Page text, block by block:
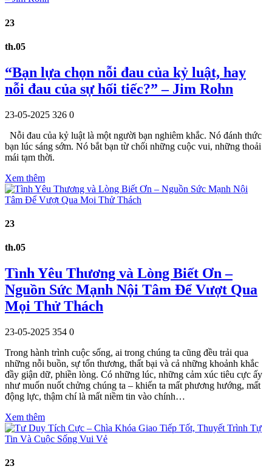
23
th.05
“Bạn lựa chọn nỗi đau của kỷ luật, hay
nỗi đau của sự hối tiếc?” – Jim Rohn
23-05-2025 326 0
Nỗi đau của kỷ luật là một người bạn nghiêm khắc. Nó đánh thức
bạn lúc sáng sớm. Nó bắt bạn từ chối những cuộc vui, những thoải
mái tạm thời.
Xem thêm
23
th.05
Tình Yêu Thương và Lòng Biết Ơn –
Nguồn Sức Mạnh Nội Tâm Để Vượt Qua
Mọi Thử Thách
23-05-2025 354 0
Trong hành trình cuộc sống, ai trong chúng ta cũng đều trải qua
những nỗi buồn, sự tổn thương, thất bại và cả những khoảnh khắc
đầy giận dữ, phiền lòng. Có những lúc, những cảm xúc tiêu cực ấy
như muốn nuốt chửng chúng ta – khiến ta mất phương hướng, mất
động lực, thậm chí là mất niềm tin vào chính…
Xem thêm
23